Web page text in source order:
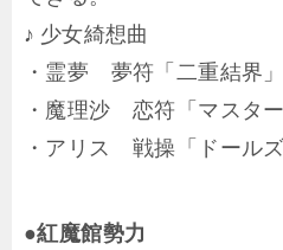
♪ 少女綺想曲
・霊夢 夢符「二重結界」
・魔理沙 恋符「マスタ
・アリス 戦操「ドールズ
●紅魔館勢力